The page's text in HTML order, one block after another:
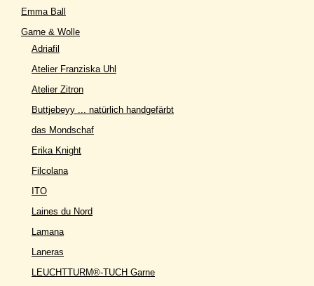
Emma Ball
Garne & Wolle
Adriafil
Atelier Franziska Uhl
Atelier Zitron
Buttjebeyy ... natürlich handgefärbt
das Mondschaf
Erika Knight
Filcolana
ITO
Laines du Nord
Lamana
Laneras
LEUCHTTURM®-TUCH Garne